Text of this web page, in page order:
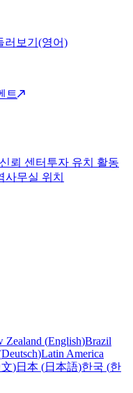
러보기(영어)
트
신뢰 센터 투자 유치 활동
사무실 위치
Zealand (English)Brazil
Deutsch)Latin America
)日本 (日本語)한국 (한